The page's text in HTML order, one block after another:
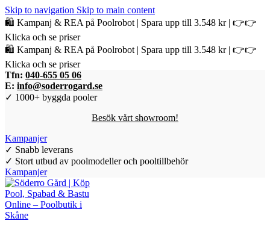
Skip to navigation Skip to main content
🛍️ Kampanj & REA på Poolrobot | Spara upp till 3.548 kr | 👉👉
Klicka och se priser
🛍️ Kampanj & REA på Poolrobot | Spara upp till 3.548 kr | 👉👉
Klicka och se priser
Tfn: 040-655 05 06
E: info@soderrogard.se
✓ 1000+ byggda pooler
Besök vårt showroom!
Kampanjer
✓ Snabb leverans
✓ Stort utbud av poolmodeller och pooltillbehör
Kampanjer